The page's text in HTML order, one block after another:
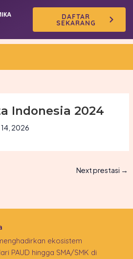
DAFTAR
SEKARANG
Indonesia 2024
14, 2026
Next prestasi →
ekosistem
PAUD hingga SMA/SMK di